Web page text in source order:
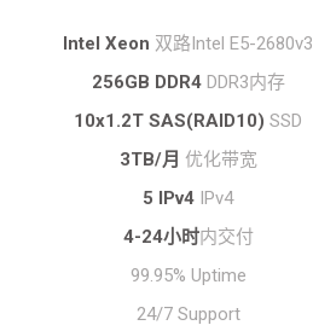
Intel Xeon 双路Intel E5-2680v3
256GB DDR4DDR3内存
10x1.2T SAS(RAID10) SSD
3TB/月 优化带宽
5 IPv4 IPv4
4-24小时内交付
99.95% Uptime
24/7 Support